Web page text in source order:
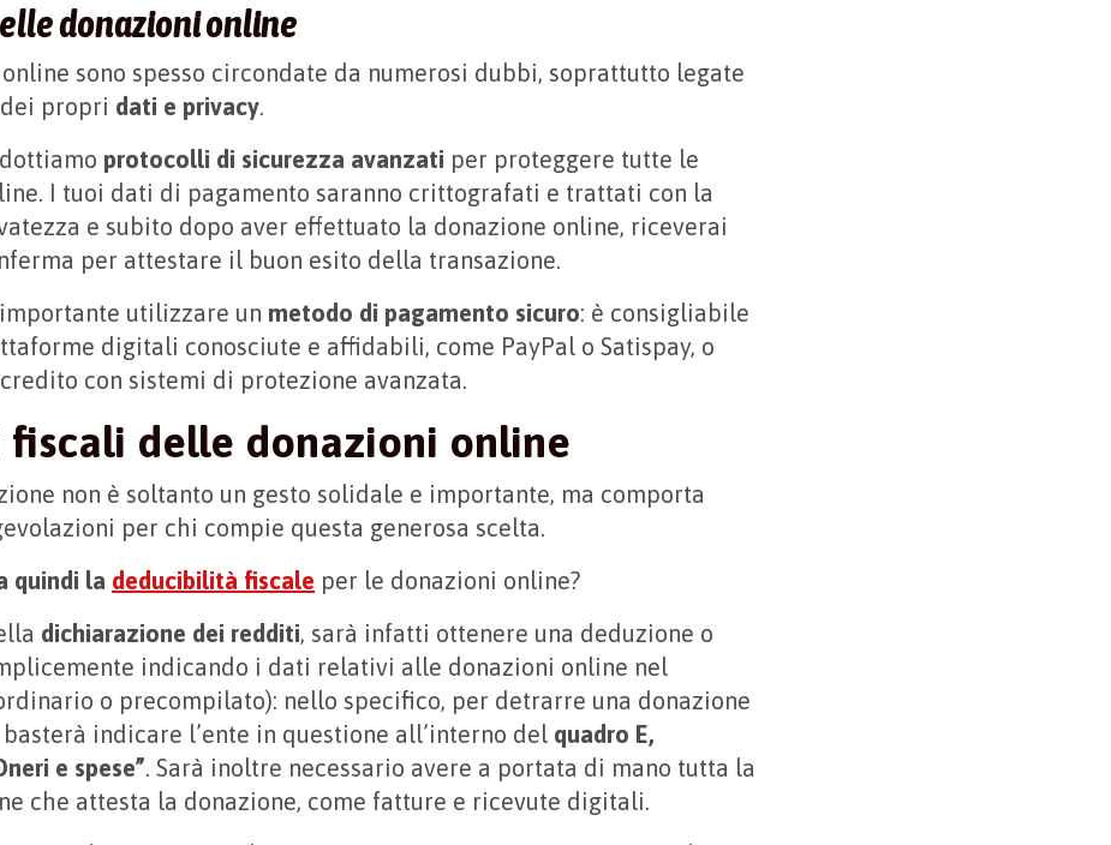
donazioni online
sono spesso circondate da numerosi dubbi, soprattutto legate
propri dati e privacy.
protocolli di sicurezza avanzati per proteggere tutte le
I tuoi dati di pagamento saranno crittografati e trattati con la
e subito dopo aver effettuato la donazione online, riceverai
per attestare il buon esito della transazione.
utilizzare un metodo di pagamento sicuro: è consigliabile
digitali conosciute e affidabili, come PayPal o Satispay, o
con sistemi di protezione avanzata.
fiscali delle donazioni online
non è soltanto un gesto solidale e importante, ma comporta
per chi compie questa generosa scelta.
quindi la deducibilità fiscale per le donazioni online?
dichiarazione dei redditi, sarà infatti ottenere una deduzione o
indicando i dati relativi alle donazioni online nel
o precompilato): nello specifico, per detrarre una donazione
indicare l’ente in questione all’interno del quadro E,
e spese”. Sarà inoltre necessario avere a portata di mano tutta la
che attesta la donazione, come fatture e ricevute digitali.